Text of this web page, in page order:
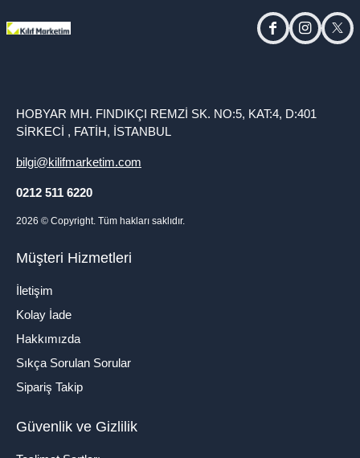
facebookinstagram
HOBYAR MH. FINDIKÇI REMZİ SK. NO:5, KAT:4, D:401
SİRKECİ , FATİH, İSTANBUL
bilgi@kilifmarketim.com
0212 511 6220
2026 © Copyright. Tüm hakları saklıdır.
Müşteri Hizmetleri
İletişim
Kolay İade
Hakkımızda
Sıkça Sorulan Sorular
Sipariş Takip
Güvenlik ve Gizlilik